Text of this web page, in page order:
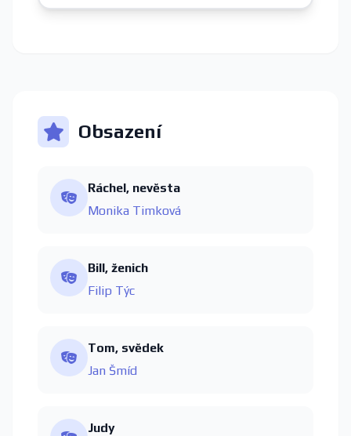
Obsazení
Ráchel, nevěsta
Monika Timková
Bill, ženich
Filip Týc
Tom, svědek
Jan Šmíd
Judy